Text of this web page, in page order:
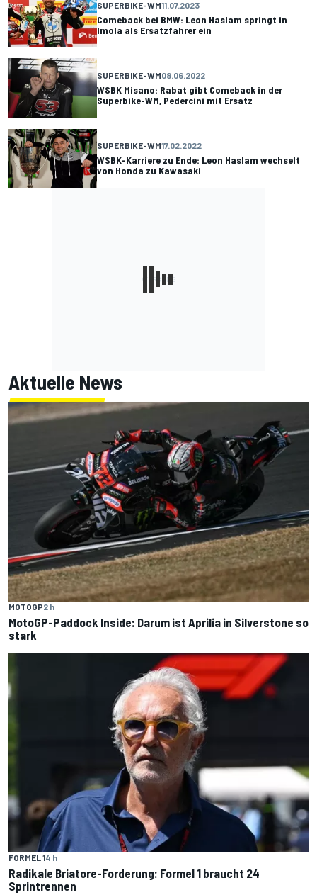
SUPERBIKE-WM11.07.2023
Comeback bei BMW: Leon Haslam springt in
Imola als Ersatzfahrer ein
SUPERBIKE-WM08.06.2022
WSBK Misano: Rabat gibt Comeback in der
Superbike-WM, Pedercini mit Ersatz
SUPERBIKE-WM17.02.2022
WSBK-Karriere zu Ende: Leon Haslam wechselt
von Honda zu Kawasaki
Aktuelle News
MOTOGP2 h
MotoGP-Paddock Inside: Darum ist Aprilia in Silverstone so
stark
FORMEL 14 h
Radikale Briatore-Forderung: Formel 1 braucht 24
Sprintrennen